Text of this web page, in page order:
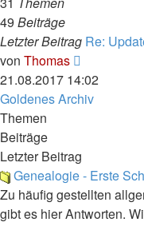
49 Beiträge
Letzter Beitrag Re:
von Thomas
Beitrag
21.08.2017 14:02
Goldenes Archiv
Themen
Beiträge
Letzter Beitrag
Genealogie - Erste
Zu häufig gestellten
gibt es hier Antworten.